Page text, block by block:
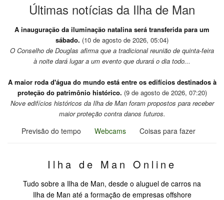
Últimas notícias da Ilha de Man
A inauguração da iluminação natalina será transferida para um
sábado. (10 de agosto de 2026, 05:04)
O Conselho de Douglas afirma que a tradicional reunião de quinta-feira
à noite dará lugar a um evento que durará o dia todo...
A maior roda d'água do mundo está entre os edifícios destinados à
proteção do patrimônio histórico. (9 de agosto de 2026, 07:20)
Nove edifícios históricos da Ilha de Man foram propostos para receber
maior proteção contra danos futuros.
Previsão do tempo Webcams Coisas para fazer
Ilha de Man Online
Tudo sobre a Ilha de Man, desde o aluguel de carros na
Ilha de Man até a formação de empresas offshore